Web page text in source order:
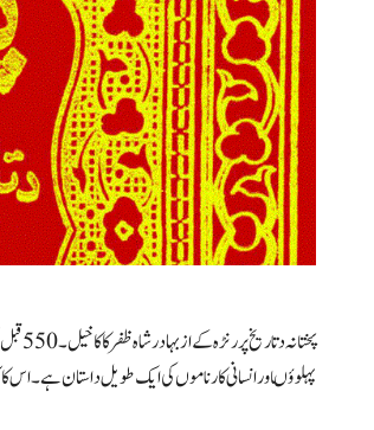
پہلوؤںاور انسانی کارناموں کی ایک طویل داستان ہے۔